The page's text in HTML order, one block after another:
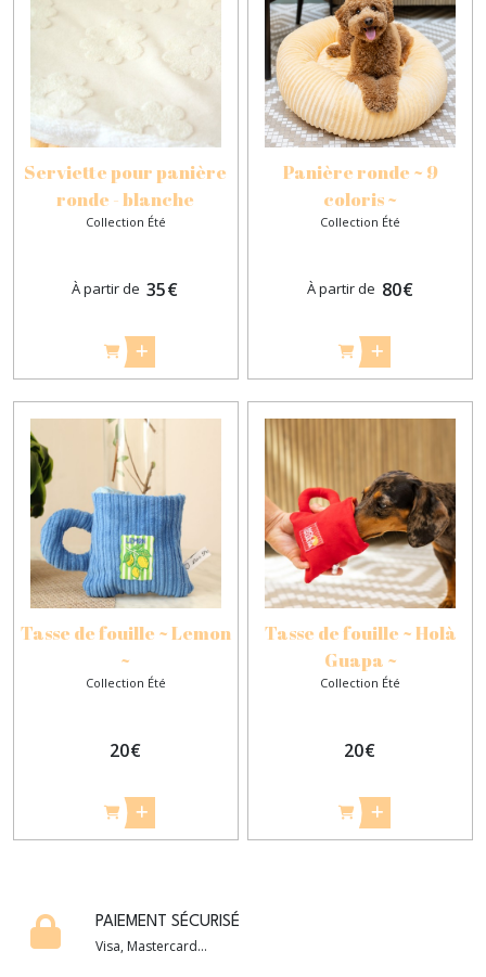
Serviette pour panière
ronde - blanche
Collection Été
À partir de 35€
Panière ronde ~ 9
coloris ~
Collection Été
À partir de 80€
Tasse de fouille ~ Lemon
~
Collection Été
20€
Tasse de fouille ~ Holà
Guapa ~
Collection Été
20€
PAIEMENT SÉCURISÉ
Visa, Mastercard...